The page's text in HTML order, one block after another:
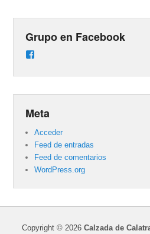
Grupo en Facebook
Meta
Acceder
Feed de entradas
Feed de comentarios
WordPress.org
Copyright © 2026 Calzada de